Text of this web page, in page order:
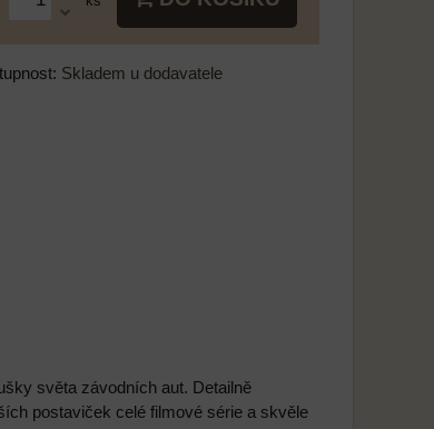
Skladem u dodavatele
světa závodních aut. Detailně
postaviček celé filmové série a skvěle